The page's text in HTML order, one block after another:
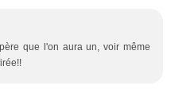
que l'on aura un, voir même